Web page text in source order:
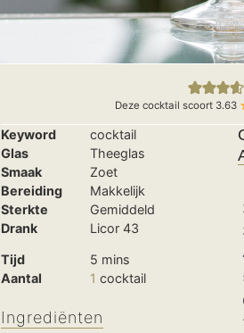
Deze cocktail scoort 3.63
Keyword
cocktail
Glas
Theeglas
Smaak
Zoet
Bereiding
Makkelijk
Sterkte
Gemiddeld
Drank
Licor 43
Tijd 5 minutes
mins
Aantal
1 cocktail
Ingrediënten